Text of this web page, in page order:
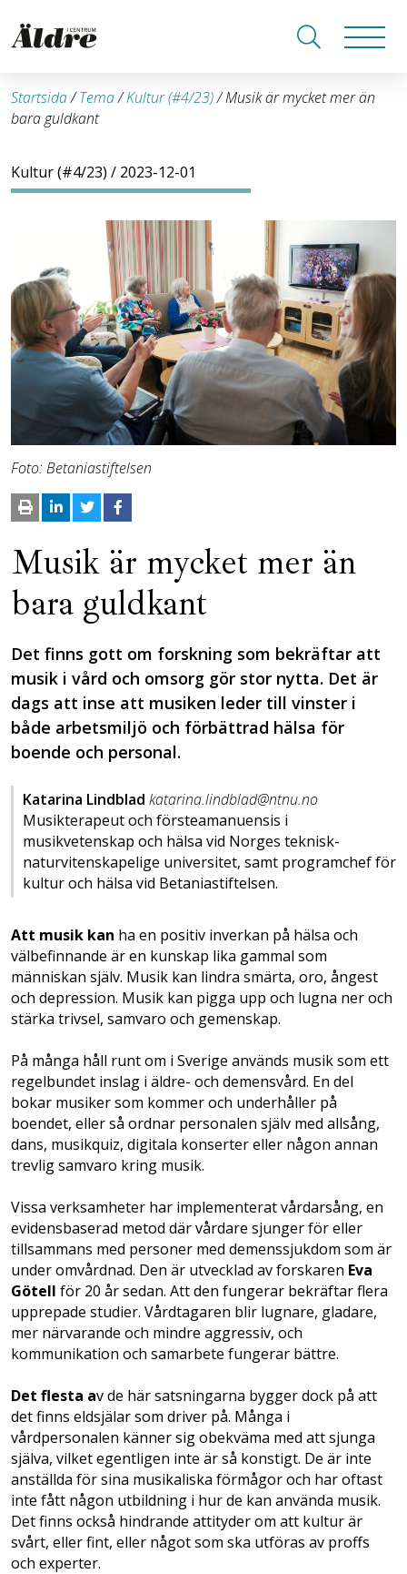
Startsida/Tema/Kultur (#4/23)/Musik är mycket mer än
bara guldkant
Kultur (#4/23) / 2023-12-01
Foto: Betaniastiftelsen
Musik är mycket mer än
bara guldkant
Det finns gott om forskning som bekräftar att
musik i vård och omsorg gör stor nytta. Det är
dags att inse att musiken leder till vinster i
både arbetsmiljö och förbättrad hälsa för
boende och personal.
Katarina Lindblad katarina.lindblad@ntnu.no
Musikterapeut och försteamanuensis i
musikvetenskap och hälsa vid Norges teknisk-
naturvitenskapelige universitet, samt programchef för
kultur och hälsa vid Betaniastiftelsen.
Att musik kan ha en positiv inverkan på hälsa och
välbefinnande är en kunskap lika gammal som
människan själv. Musik kan lindra smärta, oro, ångest
och depression. Musik kan pigga upp och lugna ner och
stärka trivsel, samvaro och gemenskap.
På många håll runt om i Sverige används musik som ett
regelbundet inslag i äldre- och demensvård. En del
bokar musiker som kommer och underhåller på
boendet, eller så ordnar personalen själv med allsång,
dans, musikquiz, digitala konserter eller någon annan
trevlig samvaro kring musik.
Vissa verksamheter har implementerat vårdarsång, en
evidensbaserad metod där vårdare sjunger för eller
tillsammans med personer med demenssjukdom som är
under omvårdnad. Den är utvecklad av forskaren Eva
Götell för 20 år sedan. Att den fungerar bekräftar flera
upprepade studier. Vårdtagaren blir lugnare, gladare,
mer närvarande och mindre aggressiv, och
kommunikation och samarbete fungerar bättre.
Det flesta av de här satsningarna bygger dock på att
det finns eldsjälar som driver på. Många i
vårdpersonalen känner sig obekväma med att sjunga
själva, vilket egentligen inte är så konstigt. De är inte
anställda för sina musikaliska förmågor och har oftast
inte fått någon utbildning i hur de kan använda musik.
Det finns också hindrande attityder om att kultur är
svårt, eller fint, eller något som ska utföras av proffs
och experter.